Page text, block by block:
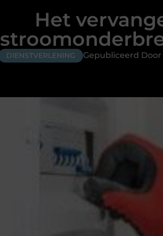
Het
DIENSTVERLENING Gepubliceerd